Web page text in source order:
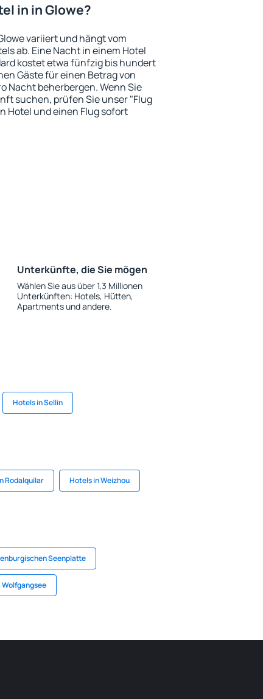
in in Glowe?
variiert und hängt vom
ab. Eine Nacht in einem Hotel
kostet etwa fünfzig bis hundert
Gäste für einen Betrag von
Nacht beherbergen. Wenn Sie
suchen, prüfen Sie unser "Flug
Hotel und einen Flug sofort
Unterkünfte, die Sie mögen
Wählen Sie aus über 1,3 Millionen
Unterkünften: Hotels, Hütten,
Apartments und andere.
Hotels in Sellin
Rodalquilar Hotels in Weizhou
Seenplatte